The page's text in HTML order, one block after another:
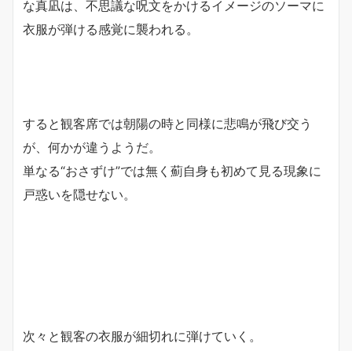
な真凪は、不思議な呪文をかけるイメージのソーマに
衣服が弾ける感覚に襲われる。
すると観客席では朝陽の時と同様に悲鳴が飛び交う
が、何かが違うようだ。
単なる“おさずけ”では無く薊自身も初めて見る現象に
戸惑いを隠せない。
次々と観客の衣服が細切れに弾けていく。